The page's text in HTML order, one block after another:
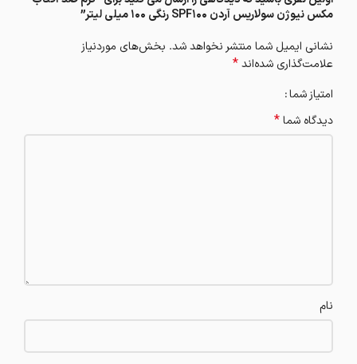
مکس نیوژن سولاریس آردن SPF100 رنگی 100 میلی لیتر”
نشانی ایمیل شما منتشر نخواهد شد. بخش‌های موردنیاز
علامت‌گذاری شده‌اند*
امتیاز شما
دیدگاه شما*
نام